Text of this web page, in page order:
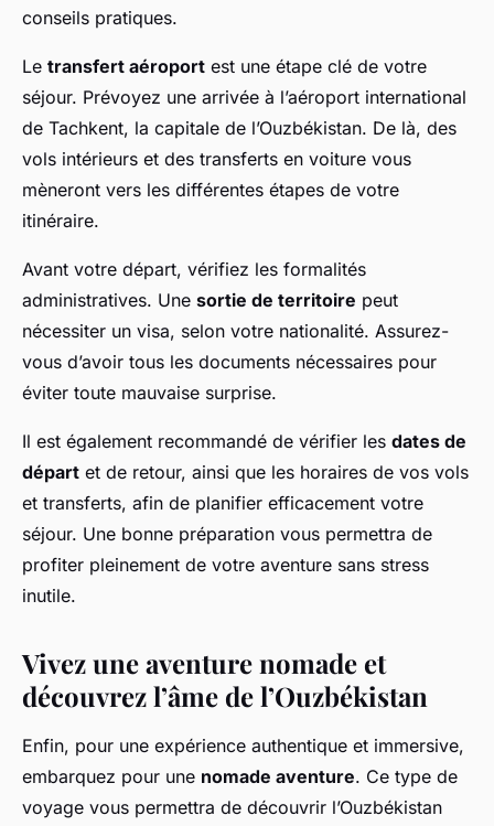
conseils pratiques.
Le transfert aéroport est une étape clé de votre
séjour. Prévoyez une arrivée à l’aéroport international
de Tachkent, la capitale de l’Ouzbékistan. De là, des
vols intérieurs et des transferts en voiture vous
mèneront vers les différentes étapes de votre
itinéraire.
Avant votre départ, vérifiez les formalités
administratives. Une sortie de territoire peut
nécessiter un visa, selon votre nationalité. Assurez-
vous d’avoir tous les documents nécessaires pour
éviter toute mauvaise surprise.
Il est également recommandé de vérifier les dates de
départ et de retour, ainsi que les horaires de vos vols
et transferts, afin de planifier efficacement votre
séjour. Une bonne préparation vous permettra de
profiter pleinement de votre aventure sans stress
inutile.
Vivez une aventure nomade et
découvrez l’âme de l’Ouzbékistan
Enfin, pour une expérience authentique et immersive,
embarquez pour une nomade aventure. Ce type de
voyage vous permettra de découvrir l’Ouzbékistan